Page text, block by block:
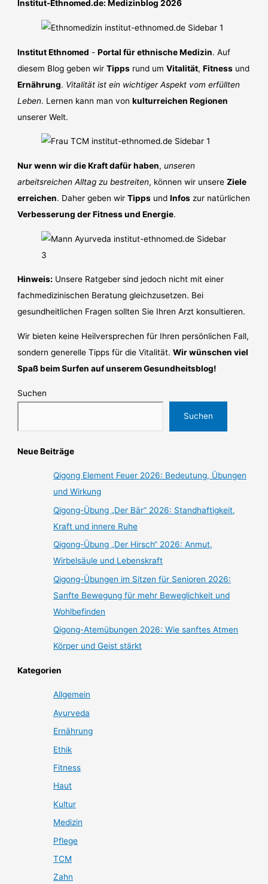
Lösungen
Institut-Ethnomed.de: Medizinblog 2026
Institut Ethnomed -Portal für ethnische Medizin. Auf
diesem Blog geben wirTipps rund umVitalität,Fitness und
Ernährung. Vitalität ist ein wichtiger Aspekt vom erfüllten
Leben. Lernen kann man vonkulturreichen Regionen
unserer Welt.
Nur wenn wir die Kraft dafür haben,unseren
arbeitsreichen Alltag zu bestreiten, können wir unsereZiele
erreichen. Daher geben wirTipps undInfos zur natürlichen
Verbesserung der Fitness und Energie.
Hinweis: Unsere Ratgeber sind jedoch nicht mit einer
fachmedizinischen Beratung gleichzusetzen. Bei
gesundheitlichen Fragen sollten Sie Ihren Arzt konsultieren.
Wir bieten keine Heilversprechen für Ihren persönlichen Fall,
sondern generelle Tipps für die Vitalität.Wir wünschen viel
Spaß beim Surfen auf unserem Gesundheitsblog!
Suchen
Suchen
Neue Beiträge
Qigong Element Feuer 2026: Bedeutung, Übungen
und Wirkung
Qigong-Übung „Der Bär“ 2026: Standhaftigkeit,
Kraft und innere Ruhe
Qigong-Übung „Der Hirsch“ 2026: Anmut,
Wirbelsäule und Lebenskraft
Qigong-Übungen im Sitzen für Senioren 2026:
Sanfte Bewegung für mehr Beweglichkeit und
Wohlbefinden
Qigong-Atemübungen 2026: Wie sanftes Atmen
Körper und Geist stärkt
Kategorien
Allgemein
Ayurveda
Ernährung
Ethik
Fitness
Haut
Kultur
Medizin
Pflege
TCM
Zahn